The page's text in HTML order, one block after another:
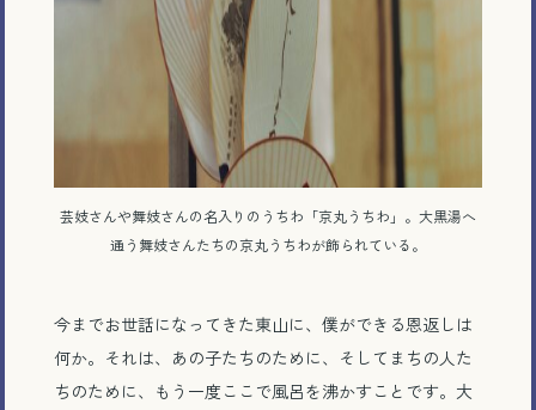
芸妓さんや舞妓さんの名入りのうちわ「京丸うちわ」。大黒湯へ
通う舞妓さんたちの京丸うちわが飾られている。
今までお世話になってきた東山に、僕ができる恩返しは
何か。それは、あの子たちのために、そしてまちの人た
ちのために、もう一度ここで風呂を沸かすことです。大